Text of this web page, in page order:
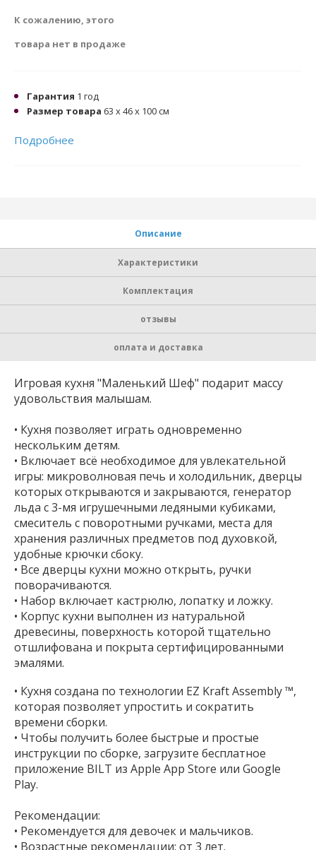
К сожалению, этого
товара нет в продаже
Гарантия 1 год
Размер товара 63 x 46 x 100 см
Подробнее
Описание
Характеристики
Комплектация
отзывы
оплата и доставка
Игровая кухня "Маленький Шеф" подарит массу
удовольствия малышам.
• Кухня позволяет играть одновременно
нескольким детям.
• Включает всё необходимое для увлекательной
игры: микроволновая печь и холодильник, дверцы
которых открываются и закрываются, генератор
льда с 3-мя игрушечными ледяными кубиками,
смеситель с поворотными ручками, места для
хранения различных предметов под духовкой,
удобные крючки сбоку.
• Все дверцы кухни можно открыть, ручки
поворачиваются.
• Набор включает кастрюлю, лопатку и ложку.
• Корпус кухни выполнен из натуральной
древесины, поверхность которой тщательно
отшлифована и покрыта сертифицированными
эмалями.
• Кухня создана по технологии EZ Kraft Assembly ™,
которая позволяет упростить и сократить
времени сборки.
• Чтобы получить более быстрые и простые
инструкции по сборке, загрузите бесплатное
приложение BILT из Apple App Store или Google
Play.
Рекомендации:
• Рекомендуется для девочек и мальчиков.
• Возрастные рекомендации: от 3 лет.